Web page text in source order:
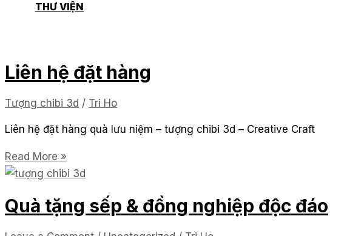
THƯ VIỆN
Liên hệ đặt hàng
Tượng chibi 3d / Tri Ho
Liên hệ đặt hàng quà lưu niệm – tượng chibi 3d – Creative Craft
Liên
hệ
hàng
Read More »
Quà tặng sếp & đồng nghiệp độc đáo